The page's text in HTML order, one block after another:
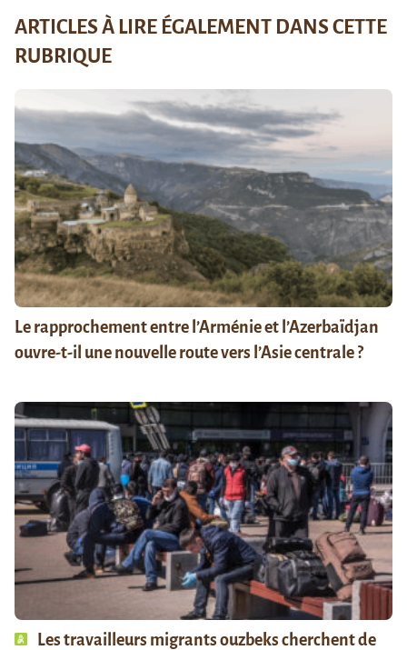
ARTICLES À LIRE ÉGALEMENT DANS CETTE
RUBRIQUE
Le rapprochement entre l’Arménie et l’Azerbaïdjan
ouvre-t-il une nouvelle route vers l’Asie centrale ?
Les travailleurs migrants ouzbeks cherchent de